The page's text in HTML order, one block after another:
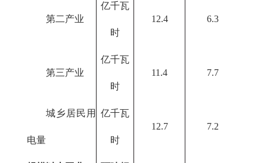
第二产业
亿千瓦
时
12.4 6.3
第三产业
亿千瓦
时
11.4 7.7
城乡居民用
电量
亿千瓦
时
12.7 7.2